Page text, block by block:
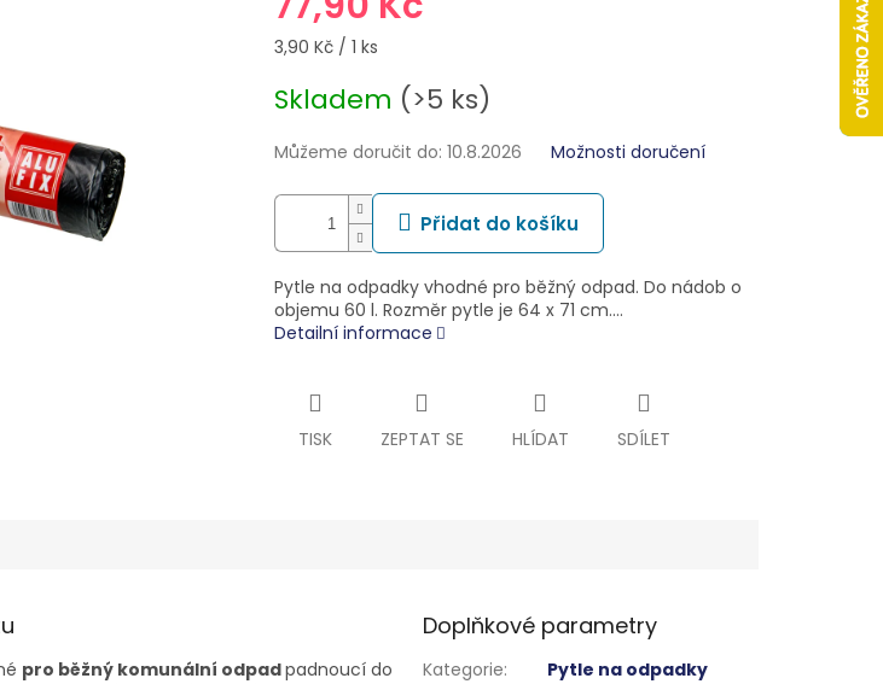
Měrná
3,90 Kč / 1 ks
Skladem (>5 ks)
Můžeme doručit do: 10.8.2026 Možnosti doručení
Přidat do košíku
Pytle na odpadky vhodné pro běžný odpad. Do nádob o
objemu 60 l. Rozměr pytle je 64 x 71 cm.…
Detailní informace
TISK ZEPTAT SE HLÍDAT SDÍLET
pro běžný komunální odpadpadnoucí do
Doplňkové parametry
Kategorie:
Pytle na odpadky